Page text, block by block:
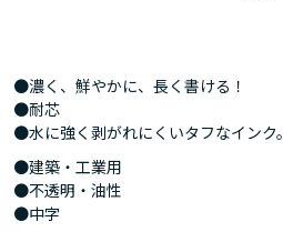
●濃く、鮮やかに、長く書ける！
●耐芯
●水に強く剥がれにくいタフなインク。
●建築・工業用
●不透明・油性
●中字